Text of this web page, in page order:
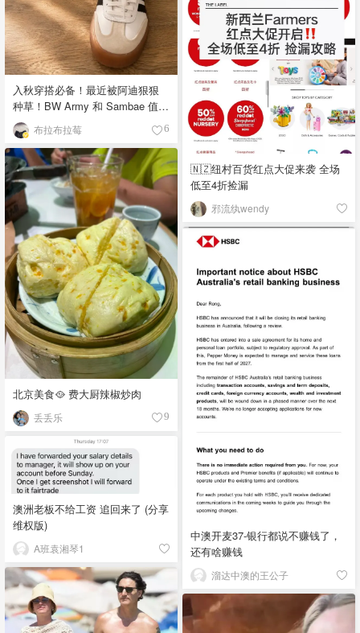
入秋穿搭必备！最近被阿迪狠狠
种草！BW Army 和 Sambae 值得
拥有！布拉布拉莓 6
🇳🇿纽村百货红点大促来袭 全场
低至4折捡漏
邪流纨wendy
北京美食🥘 费大厨辣椒炒肉
丢丢乐 9
中澳开麦37-银行都说不赚钱了，
还有啥赚钱
溜达中澳的王公子
澳洲老板不给工资 追回来了 (分享
维权版)
A班袁湘琴1